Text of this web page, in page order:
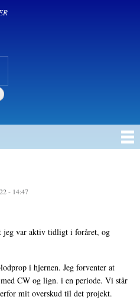
- 14:47
jeg var aktiv tidligt i foråret, og
i hjernen. Jeg forventer at
CW og lign. i en periode. Vi står
mit overskud til det projekt.